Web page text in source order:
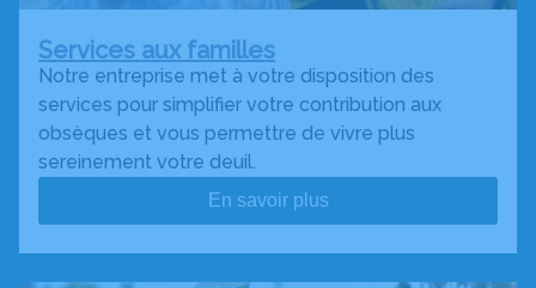
Services aux familles
Notre entreprise met à votre disposition des
services pour simplifier votre contribution aux
obsèques et vous permettre de vivre plus
sereinement votre deuil.
En savoir plus